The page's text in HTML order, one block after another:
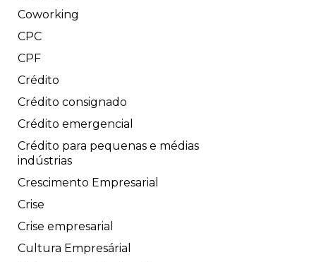
Coworking
CPC
CPF
Crédito
Crédito consignado
Crédito emergencial
Crédito para pequenas e médias
indústrias
Crescimento Empresarial
Crise
Crise empresarial
Cultura Empresárial